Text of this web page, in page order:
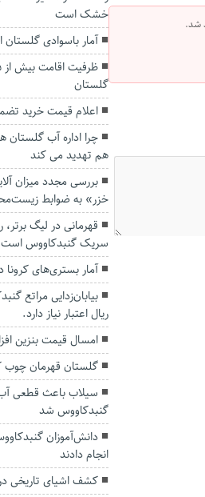
شد.
خشک است
آمار باسوادی
گلستان
اعلام قیمت خرید
چرا اداره آب
هم تهدید می کند
بررسی مجدد میزان
خزر» به ضوابط
قهرمانی در لیگ
سریک گنبدکاووس است
آمار بستری‌های
ریال اعتبار نیاز دارد.
امسال قیمت بنزین
گلستان قهرمان
سیلاب باعث قطعی آب
گنبدکاووس شد
دانش‌آموزان
انجام دادند
کشف اشیای تاریخی